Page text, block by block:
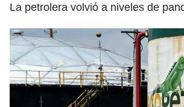
La petrolera volvió a niveles de